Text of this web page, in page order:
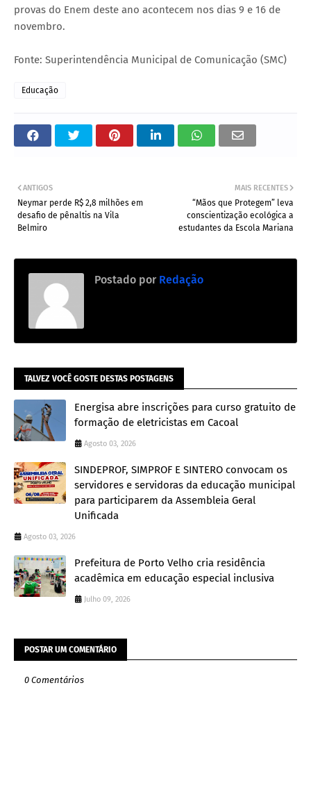
provas do Enem deste ano acontecem nos dias 9 e 16 de
novembro.
Fonte: Superintendência Municipal de Comunicação (SMC)
Educação
MAIS RECENTES
“Mãos que Protegem” leva
conscientização ecológica a
estudantes da Escola Mariana
ANTIGOS
Neymar perde R$ 2,8 milhões em
desafio de pênaltis na Vila
Belmiro
Postado por Redação
TALVEZ VOCÊ GOSTE DESTAS POSTAGENS
Energisa abre inscrições para curso gratuito de
formação de eletricistas em Cacoal
Agosto 03, 2026
SINDEPROF, SIMPROF E SINTERO convocam os
servidores e servidoras da educação municipal
para participarem da Assembleia Geral
Unificada
Agosto 03, 2026
Prefeitura de Porto Velho cria residência
acadêmica em educação especial inclusiva
Julho 09, 2026
POSTAR UM COMENTÁRIO
0 Comentários